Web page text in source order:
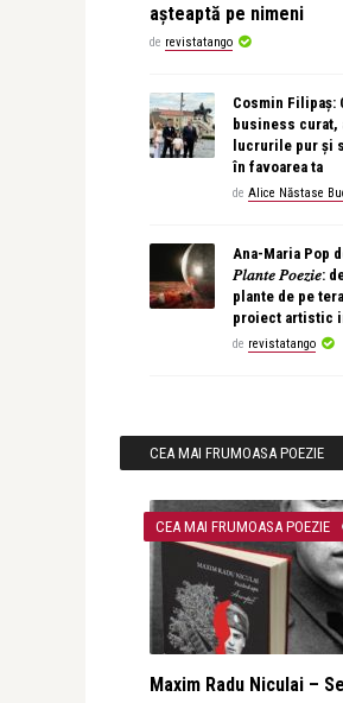
așteaptă pe nimeni
de revistatango
Cosmin Filipaș:
business curat,
lucrurile pur și
în favoarea ta
de Alice Năstase
Ana-Maria Pop
𝑃𝑙𝑎𝑛𝑡𝑒 𝑃𝑜𝑒𝑧𝑖𝑒:
plante de pe
proiect artistic
de revistatango
CEA MAI FRUMOASA POEZIE
CEA MAI FRUMOASA POEZIE
Maxim Radu Niculai –